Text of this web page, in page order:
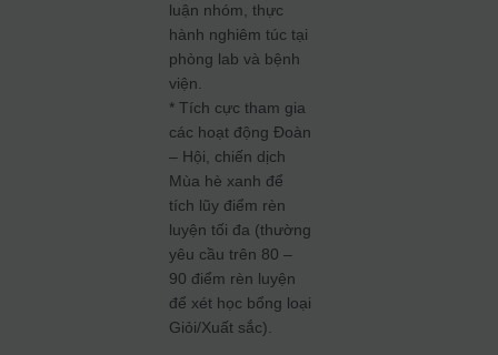
luận nhóm, thực
hành nghiêm túc tại
phòng lab và bệnh
viện.
* Tích cực tham gia
các hoạt động Đoàn
– Hội, chiến dịch
Mùa hè xanh để
tích lũy điểm rèn
luyện tối đa (thường
yêu cầu trên 80 –
90 điểm rèn luyện
để xét học bổng loại
Giỏi/Xuất sắc).